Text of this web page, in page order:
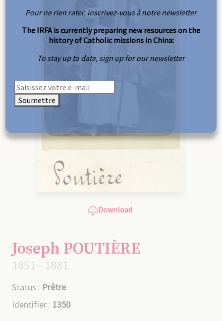
Download
Joseph POUTIÈRE
1851 - 1881
Status : Prêtre
Identifier : 1350
Pour ne rien rater, inscrivez-vous à notre newsletter
The IRFA is currently preparing new resources on the
history of Catholic missions in China:
To stay up to date, sign up for our newsletter
Soumettre